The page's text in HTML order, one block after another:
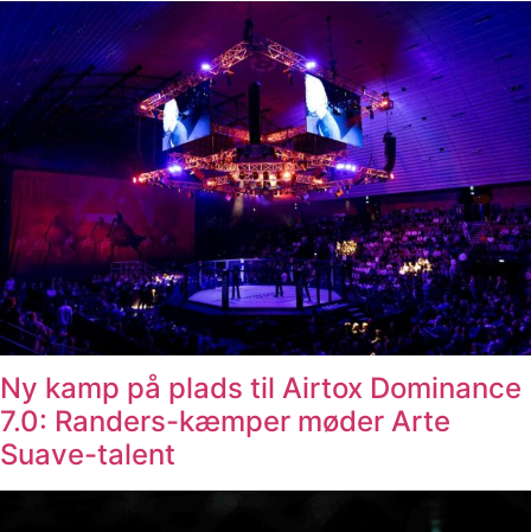
Ny kamp på plads til Airtox Dominance
7.0: Randers-kæmper møder Arte
Suave-talent